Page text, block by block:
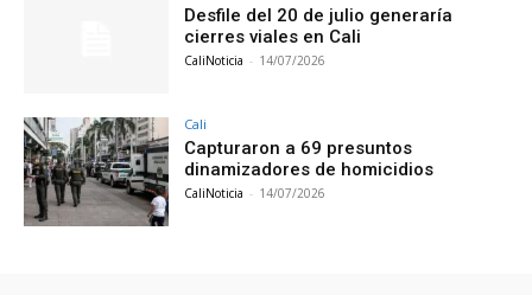
Desfile del 20 de julio generaría
cierres viales en Cali
CaliNoticia - 14/07/2026
Cali
Capturaron a 69 presuntos
dinamizadores de homicidios
CaliNoticia - 14/07/2026